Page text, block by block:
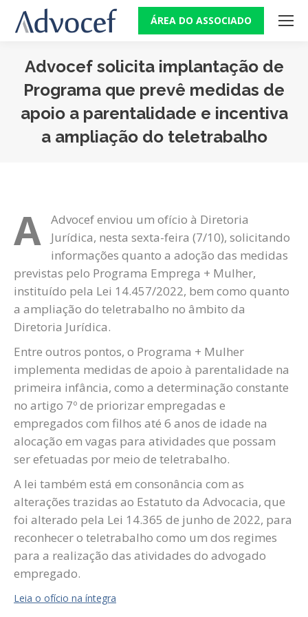
ÁREA DO ASSOCIADO
Advocef solicita implantação de
Programa que prevê medidas de
apoio a parentalidade e incentiva
a ampliação do teletrabalho
A
Advocef enviou um ofício à Diretoria
Jurídica, nesta sexta-feira (7/10), solicitando
informações quanto a adoção das medidas
previstas pelo Programa Emprega + Mulher,
instituído pela Lei 14.457/2022, bem como quanto
a ampliação do teletrabalho no âmbito da
Diretoria Jurídica.
Entre outros pontos, o Programa + Mulher
implementa medidas de apoio à parentalidade na
primeira infância, como a determinação constante
no artigo 7º de priorizar empregadas e
empregados com filhos até 6 anos de idade na
alocação em vagas para atividades que possam
ser efetuadas por meio de teletrabalho.
A lei também está em consonância com as
alterações trazidas ao Estatuto da Advocacia, que
foi alterado pela Lei 14.365 de junho de 2022, para
reconhecer o teletrabalho como um dos regimes
para a realização das atividades do advogado
empregado.
Leia o ofício na íntegra